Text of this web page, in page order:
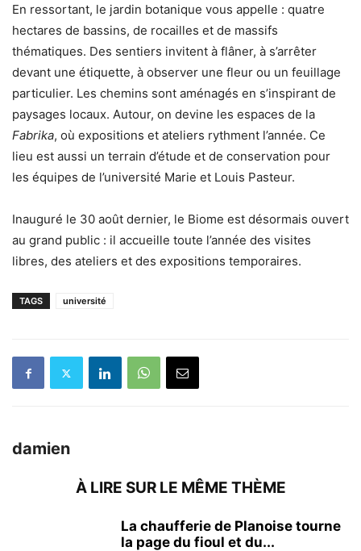
En ressortant, le jardin botanique vous appelle : quatre
hectares de bassins, de rocailles et de massifs
thématiques. Des sentiers invitent à flâner, à s’arrêter
devant une étiquette, à observer une fleur ou un feuillage
particulier. Les chemins sont aménagés en s’inspirant de
paysages locaux. Autour, on devine les espaces de la
Fabrika, où expositions et ateliers rythment l’année. Ce
lieu est aussi un terrain d’étude et de conservation pour
les équipes de l’université Marie et Louis Pasteur.
Inauguré le 30 août dernier, le Biome est désormais ouvert
au grand public : il accueille toute l’année des visites
libres, des ateliers et des expositions temporaires.
TAGS université
damien
À LIRE SUR LE MÊME THÈME
La chaufferie de Planoise tourne
la page du fioul et du...